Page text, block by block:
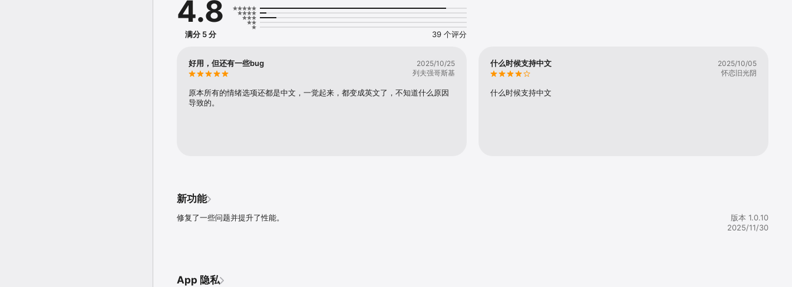
为什么选择 EmoFit？
- 及时识别情绪波动并采取行动
- 每日反思，获得清晰与洞见
- 完整掌控与保护你的个人数据
支持邮箱：info@softwarechefs.com
4.8
满分 5 分 39 个评分
好用，但还有一些bug
2025/10/25
列夫强哥斯基
原本所有的情绪选项还都是中文，一觉起来，都变成英文了，不知道什么原因
导致的。
什么时候支持中文
2025/10/05
怀恋旧光阴
什么时候支持中文
新功能
修复了一些问题并提升了性能。
版本 1.0.10
2025/11/30
App 隐私